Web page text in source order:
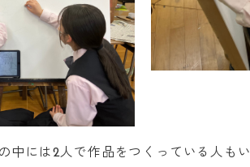
中には2人で作品をつくっている人もい